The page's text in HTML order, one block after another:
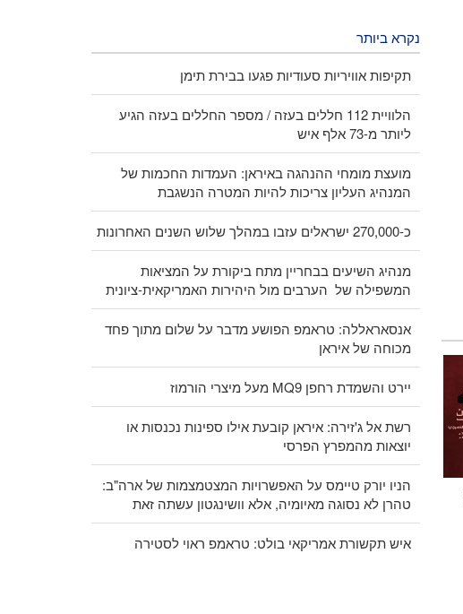
נקרא ביותר
תקיפות אוויריות סעודיות פגעו בבירת תימן
הלוויית 112 חללים בעזה / מספר החללים בעזה הגיע
ליותר מ-73 אלף איש
מועצת מומחי ההנהגה באיראן: העמדות החכמות של
המנהיג העליון צריכות להיות המטרה הנשגבת
כ-270,000 ישראלים עזבו במהלך שלוש השנים האחרונות
מנהיג השיעים בבחריין מתח ביקורת על המציאות
המשפילה של הערבים מול היהירות האמריקאית-ציונית
אנסאראללה: טראמפ הפושע מדבר על שלום מתוך פחד
מכוחה של איראן
יירט והשמדת רחפן MQ9 מעל מיצרי הורמוז
רשת אל ג'זירה: איראן קובעת אילו ספינות נכנסות או
יוצאות מהמפרץ הפרסי
הניו יורק טיימס על האפשרויות המצטמצמות של ארה"ב:
טהרן לא נסוגה מאיומיה, אלא וושינגטון עשתה זאת
איש תקשורת אמריקאי בולט: טראמפ ראוי לסטירה